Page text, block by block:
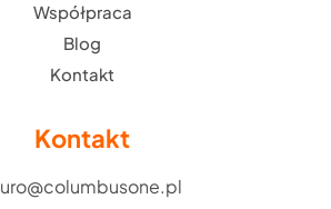
Współpraca
Blog
Kontakt
Kontakt